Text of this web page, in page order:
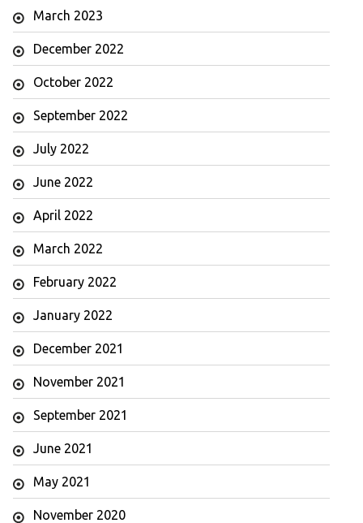
March 2023
December 2022
October 2022
September 2022
July 2022
June 2022
April 2022
March 2022
February 2022
January 2022
December 2021
November 2021
September 2021
June 2021
May 2021
November 2020